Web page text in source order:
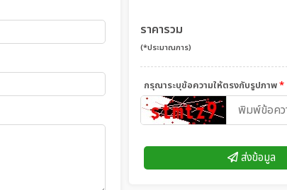
ราคารวม
(*ประมาณการ)
กรุณาระบุข้อความให้ตรงกับรูปภาพ*
ส่งข้อมูล